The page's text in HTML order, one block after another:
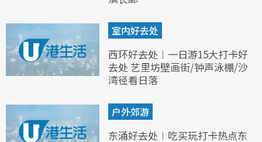
室内好去处
西环好去处︱一日游15大打卡好
去处 艺里坊壁画街/钟声泳棚/沙
湾径看日落
户外郊游
东涌好去处︱吃买玩打卡热点东